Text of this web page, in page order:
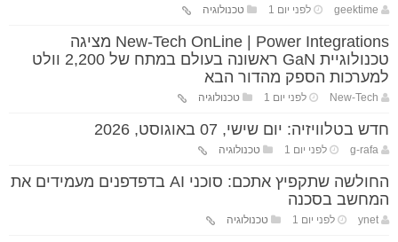
geektime לפני יום 1 טכנולוגיה
New-Tech OnLine | Power Integrations מציגה
טכנולוגיית GaN ראשונה בעולם במתח של 2,200 וולט
למערכות הספק מהדור הבא
New-Tech לפני יום 1 טכנולוגיה
חדש בטלוויזיה: יום שישי, 07 באוגוסט, 2026
g-rafa לפני יום 1 טכנולוגיה
החולשה שתקפיץ אתכם: סוכני AI בדפדפנים מעמידים את
המחשב בסכנה
ynet לפני יום 1 טכנולוגיה